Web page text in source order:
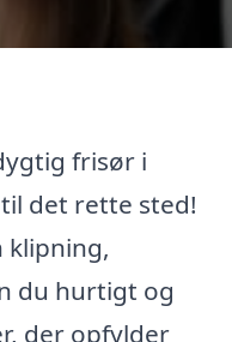
frisør i
det rette sted!
klipning,
du hurtigt og
der opfylder